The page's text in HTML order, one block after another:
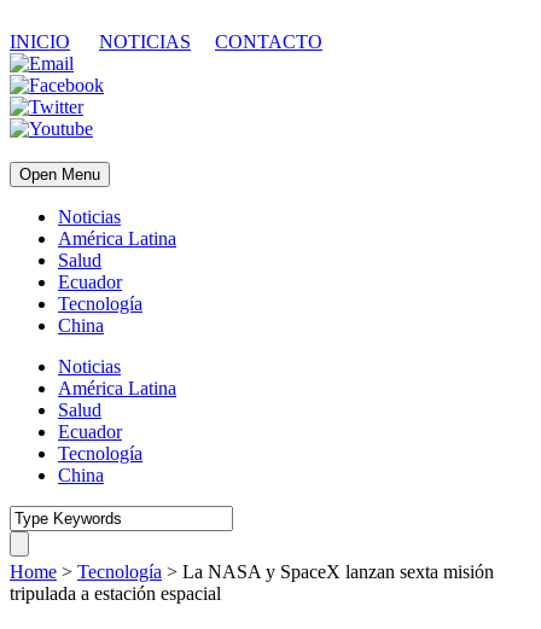
INICIO NOTICIAS CONTACTO
Open Menu
Noticias
América Latina
Salud
Ecuador
Tecnología
China
Noticias
América Latina
Salud
Ecuador
Tecnología
China
Home > Tecnología > La NASA y SpaceX lanzan sexta misión
tripulada a estación espacial